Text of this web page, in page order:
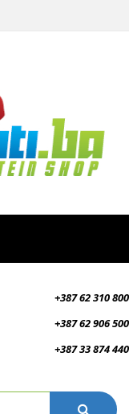
+387 62 310 800
+387 62 906 500
+387 33 874 440